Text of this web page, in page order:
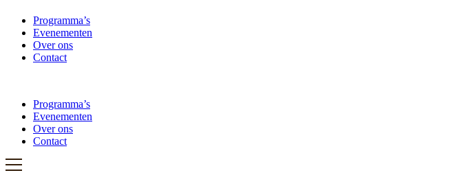
Programma’s
Evenementen
Over ons
Contact
Programma’s
Evenementen
Over ons
Contact